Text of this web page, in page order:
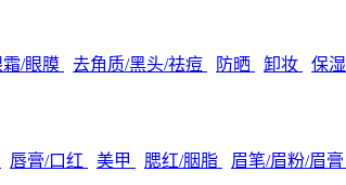
霜/眼膜 去角质/黑头/祛痘 防晒 卸妆 保湿
唇膏/口红 美甲 腮红/胭脂 眉笔/眉粉/眉膏